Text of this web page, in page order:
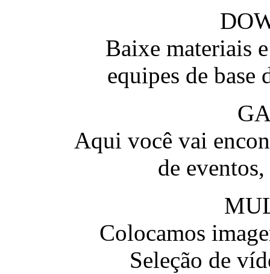
Baixe materiais
equipes de base
Aqui você vai
de
Colocamos
Seleção de